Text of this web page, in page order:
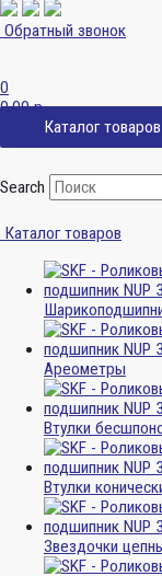
Обратный звонок
0
0,00р.
Каталог товаров
Search
Каталог товаров
Ареометры
Втулки
Втулки
Звездочки